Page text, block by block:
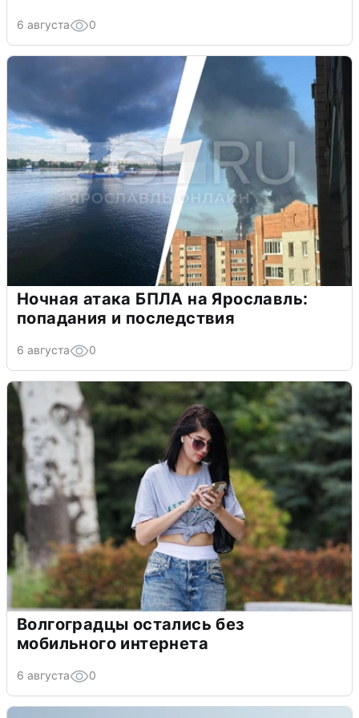
6 августа 0
Ночная атака БПЛА на Ярославль:
попадания и последствия
6 августа 0
Волгоградцы остались без
мобильного интернета
6 августа 0